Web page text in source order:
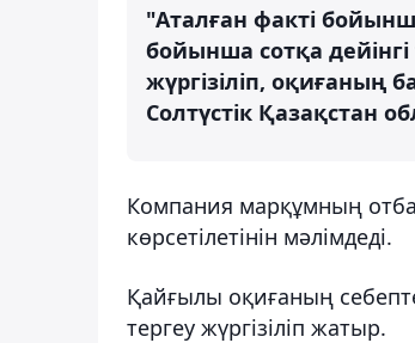
"Аталған факті
бойынша сотқа дейінгі
жүргізіліп,
Солтүстік Қазақстан
Компания марқұмның
көрсетілетінін мәлімдеді.
Қайғылы оқиғаның
тергеу жүргізіліп жатыр.